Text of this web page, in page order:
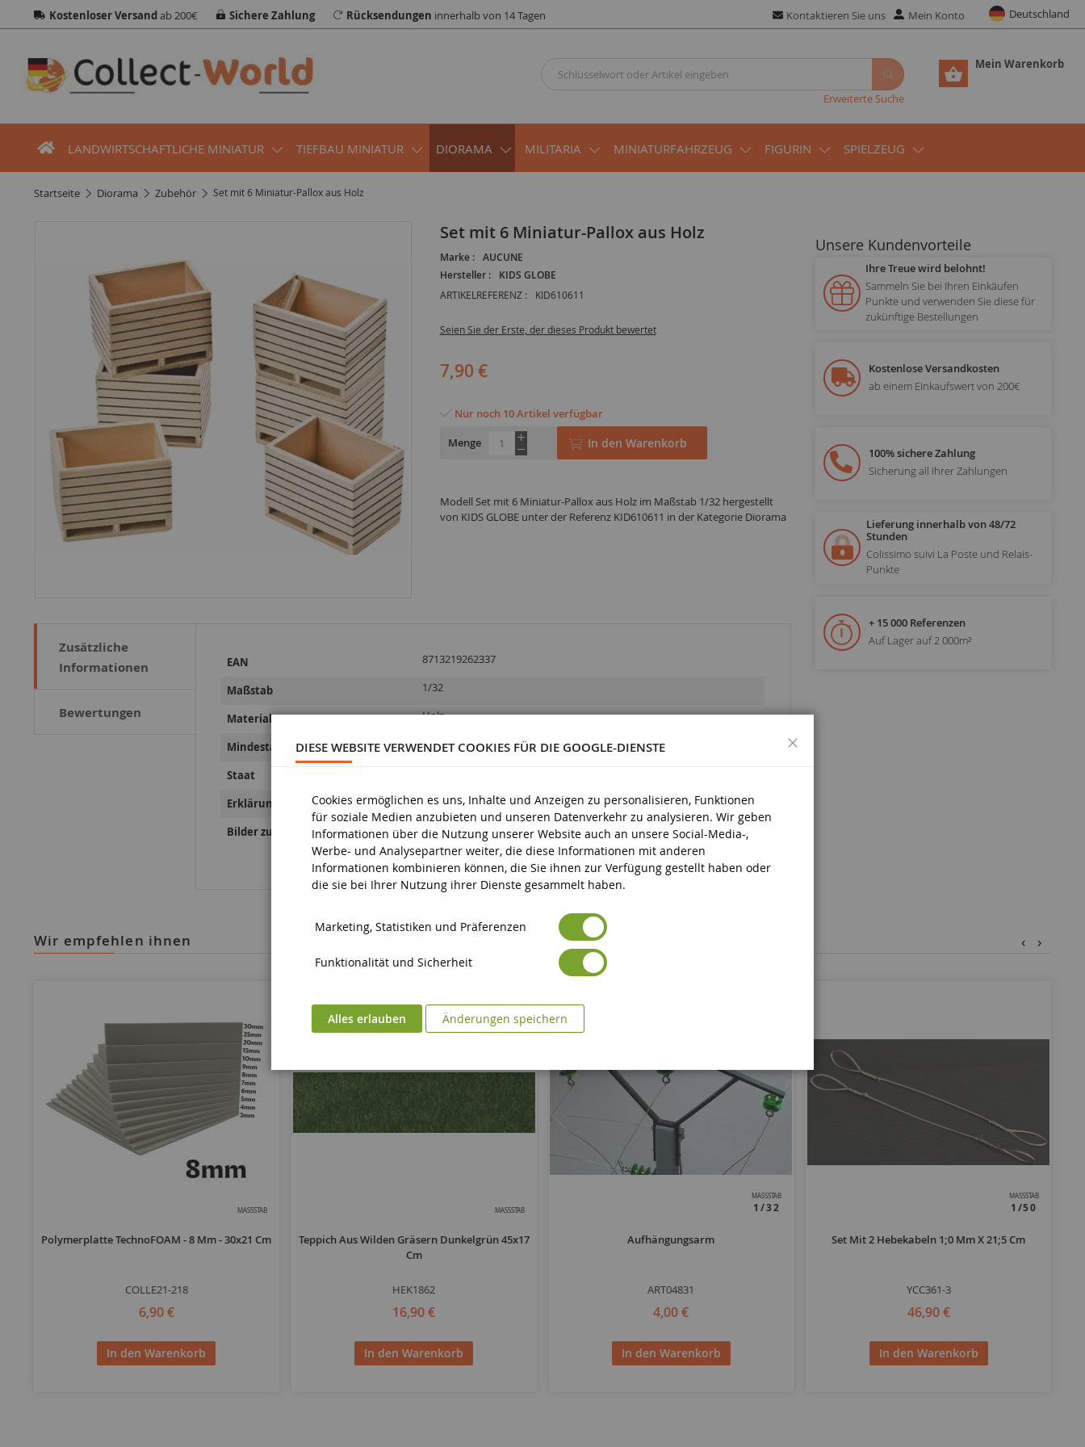
Kostenloser Versandab 200€ Sichere Zahlung Rücksendungen innerhalb von 14 Tagen Kontaktieren Sie uns Mein Konto Deutschland
Mein Warenkorb
Erweiterte Suche
LANDWIRTSCHAFTLICHE MINIATUR TIEFBAU MINIATUR DIORAMA MILITARIA MINIATURFAHRZEUG FIGURIN SPIELZEUG
startseite diorama zubehör Set mit 6 Miniatur-Pallox aus Holz
Set mit 6 Miniatur-Pallox aus Holz
Marke :
AUCUNE
Hersteller :
KIDS GLOBE
ARTIKELREFERENZ : KID610611
Seien Sie der Erste, der dieses Produkt bewertet
7,90 €
Nur noch 10 Artikel verfügbar
Menge
In den Warenkorb
Modell Set mit 6 Miniatur-Pallox aus Holz im Maßstab 1/32 hergestellt
von KIDS GLOBE unter der Referenz KID610611 in der Kategorie Diorama
Zusätzliche
Informationen
Bewertungen
Informationen
EAN 8713219262337
Maßstab 1/32
Material Holz
Mindestalter 3 Jahre und älter
Staat
Erklärungen zur Produktsicherheit Avertissement : ne convient pas aux enfants de moins de 3 ans.
Bilder zur Produktsicherheit Marquage CE
Unsere Kundenvorteile
Ihre Treue wird belohnt!
Sammeln Sie bei Ihren Einkäufen
Punkte und verwenden Sie diese für
zukünftige Bestellungen
Kostenlose Versandkosten
ab einem Einkaufswert von 200€
100% sichere Zahlung
Sicherung all Ihrer Zahlungen
Lieferung innerhalb von 48/72
Stunden
Colissimo suivi La Poste und Relais-
Punkte
+ 15 000 Referenzen
Auf Lager auf 2 000m²
wir empfehlen ihnen
MASSSTAB
Polymerplatte TechnoFOAM - 8 Mm - 30x21 Cm
COLLE21-218
6,90 €
In den Warenkorb
MASSSTAB
Teppich Aus Wilden Gräsern Dunkelgrün 45x17
Cm
HEK1862
16,90 €
In den Warenkorb
MASSSTAB
1/32
Aufhängungsarm
ART04831
4,00 €
In den Warenkorb
MASSSTAB
1/50
Set Mit 2 Hebekabeln 1;0 Mm X 21;5 Cm
YCC361-3
46,90 €
In den Warenkorb
‹ ›
DIESE WEBSITE VERWENDET COOKIES FÜR DIE GOOGLE-DIENSTE
Cookies ermöglichen es uns, Inhalte und Anzeigen zu personalisieren, Funktionen
für soziale Medien anzubieten und unseren Datenverkehr zu analysieren. Wir geben
Informationen über die Nutzung unserer Website auch an unsere Social-Media-,
Werbe- und Analysepartner weiter, die diese Informationen mit anderen
Informationen kombinieren können, die Sie ihnen zur Verfügung gestellt haben oder
die sie bei Ihrer Nutzung ihrer Dienste gesammelt haben.
Marketing, Statistiken und Präferenzen
Funktionalität und Sicherheit
Alles erlauben Änderungen speichern